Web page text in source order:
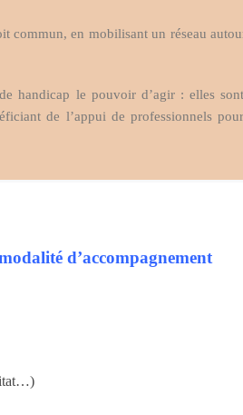
commun, en mobilisant un réseau
handicap le pouvoir d’agir : elles
de l’appui de professionnels
d’accompagnement